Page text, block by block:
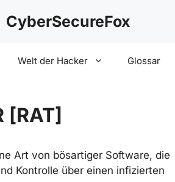
CyberSecureFox
Welt der Hacker Glossar
[RAT]
Art von bösartiger Software, die
Kontrolle über einen infizierten